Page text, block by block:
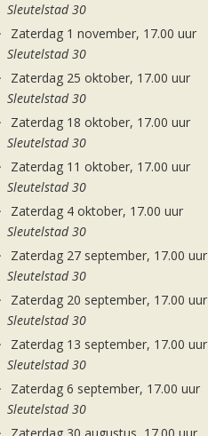
Sleutelstad 30
Zaterdag 1 november, 17.00 uur
Sleutelstad 30
Zaterdag 25 oktober, 17.00 uur
Sleutelstad 30
Zaterdag 18 oktober, 17.00 uur
Sleutelstad 30
Zaterdag 11 oktober, 17.00 uur
Sleutelstad 30
Zaterdag 4 oktober, 17.00 uur
Sleutelstad 30
Zaterdag 27 september, 17.00 uur
Sleutelstad 30
Zaterdag 20 september, 17.00 uur
Sleutelstad 30
Zaterdag 13 september, 17.00 uur
Sleutelstad 30
Zaterdag 6 september, 17.00 uur
Sleutelstad 30